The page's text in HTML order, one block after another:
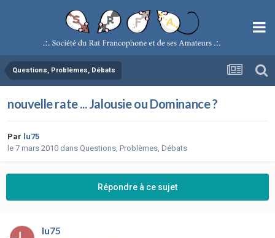
Questions, Problèmes, Débats
nouvelle rate ... Jalousie ou Dominance ?
Par lu75
le 7 mars 2010 dans Questions, Problèmes, Débats
Répondre à ce sujet
lu75